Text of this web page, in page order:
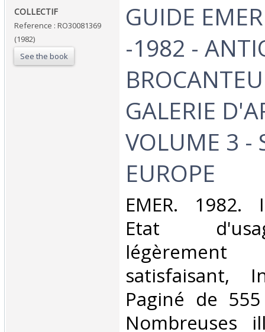
‎COLLECTIF‎
Reference : RO30081369
(1982)
See the book
‎GUIDE
-1982 -
GALERIE
VOLUME 3 -
EUROPE‎
‎EMER. 1982.
Etat
satisfaisant,
Paginé de
Nombreuses